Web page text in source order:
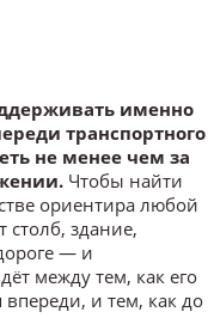
именно
транспортного
не менее чем за
Чтобы найти
ориентира любой
здание,
— и
между тем, как его
и тем, как до